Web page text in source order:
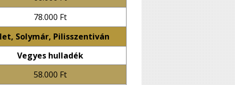
78.000 Ft
Solymár, Pilisszentiván
Vegyes hulladék
58.000 Ft